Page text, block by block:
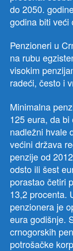
do 2050.
godina biti veći
Penzioneri u
na rubu
visokim
radeći, često i
Minimalna
125 eura, da
nadležni hvale
većini država
penzije od
odsto ili šest
porastao četiri
13,2 procenta.
penzionera je
eura godišnje.
crnogorskih
potrošačke